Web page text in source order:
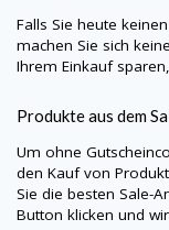
Falls Sie heute keinen
machen Sie sich
Ihrem Einkauf
Produkte aus dem
Um ohne
den Kauf von
Sie die besten Sale-
Button klicken und